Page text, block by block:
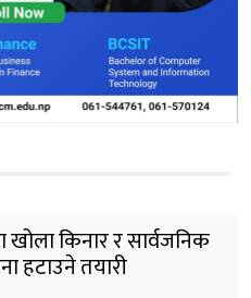
खोला किनार र सार्वजनिक
हटाउने तयारी